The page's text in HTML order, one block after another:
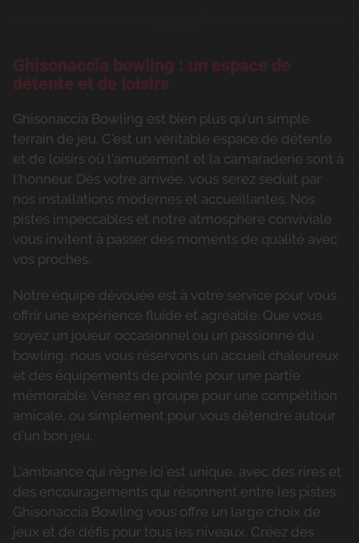
Ghisonaccia bowling : un espace de
détente et de loisirs
Ghisonaccia Bowling est bien plus qu'un simple
terrain de jeu. C'est un véritable espace de détente
et de loisirs où l'amusement et la camaraderie sont à
l'honneur. Dès votre arrivée, vous serez séduit par
nos installations modernes et accueillantes. Nos
pistes impeccables et notre atmosphère conviviale
vous invitent à passer des moments de qualité avec
vos proches.
Notre équipe dévouée est à votre service pour vous
offrir une expérience fluide et agréable. Que vous
soyez un joueur occasionnel ou un passionné du
bowling, nous vous réservons un accueil chaleureux
et des équipements de pointe pour une partie
mémorable. Venez en groupe pour une compétition
amicale, ou simplement pour vous détendre autour
d'un bon jeu.
L'ambiance qui règne ici est unique, avec des rires et
des encouragements qui résonnent entre les pistes.
Ghisonaccia Bowling vous offre un large choix de
jeux et de défis pour tous les niveaux. Créez des